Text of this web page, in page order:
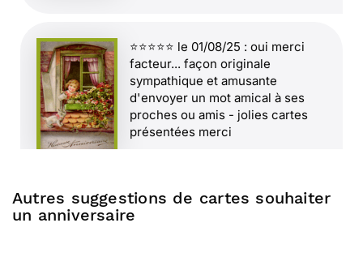
⭐⭐⭐⭐⭐ le 01/08/25 : oui merci
facteur... façon originale
sympathique et amusante
d'envoyer un mot amical à ses
proches ou amis - jolies cartes
présentées merci
⭐⭐⭐⭐⭐ le 03/06/25 : Très rapide
Autres suggestions de cartes souhaiter
un anniversaire